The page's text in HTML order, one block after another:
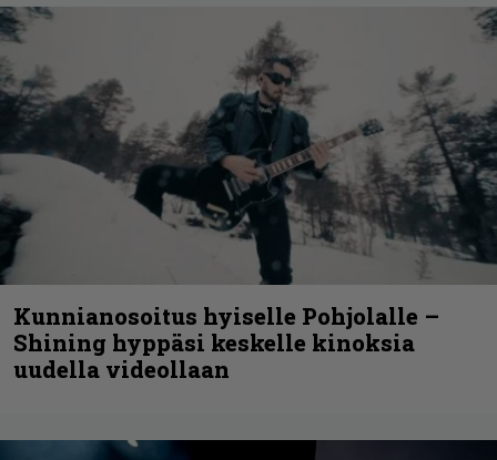
Kunnianosoitus hyiselle Pohjolalle –
Shining hyppäsi keskelle kinoksia
uudella videollaan